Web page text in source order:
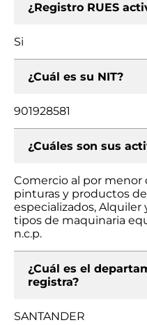
¿Registro RUES
Si
¿Cuál es su NIT?
901928581
¿Cuáles son sus
Comercio al por menor
pinturas y productos
especializados,
tipos de maquinaria
n.c.p.
¿Cuál es el
registra?
SANTANDER